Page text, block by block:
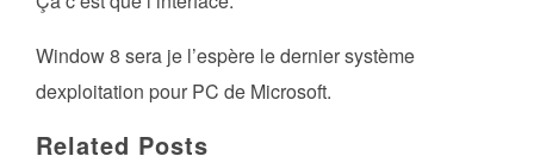
Window 8 sera je l’espère le dernier système
dexploitation pour PC de Microsoft.
Related Posts